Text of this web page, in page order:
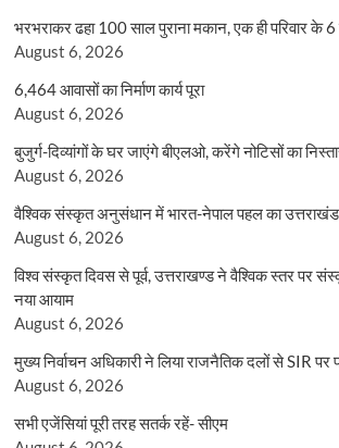
भरभराकर ढहा 100 साल पुराना मकान, एक ही परिवार के 6
August 6, 2026
6,464 आवासों का निर्माण कार्य पूरा
August 6, 2026
बुजुर्ग-दिव्यांगों के घर जाएंगे बीएलओ, करेंगे नोटिसों का
August 6, 2026
वैश्विक संस्कृत अनुसंधान में भारत-नेपाल पहल का उत्तराखंड
August 6, 2026
विश्व संस्कृत दिवस से पूर्व, उत्तराखण्ड ने वैश्विक स्तर पर
नया आयाम
August 6, 2026
मुख्य निर्वाचन अधिकारी ने लिया राजनैतिक दलों से SIR
August 6, 2026
सभी एजेंसियां पूरी तरह सतर्क रहें- सीएम